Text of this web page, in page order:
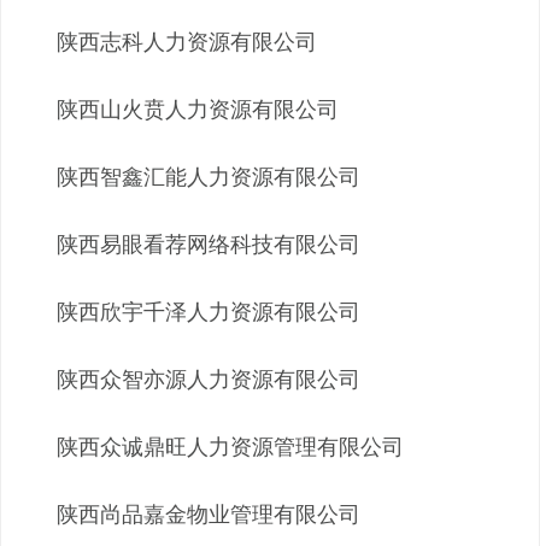
陕西志科人力资源有限公司
陕西山火贲人力资源有限公司
陕西智鑫汇能人力资源有限公司
陕西易眼看荐网络科技有限公司
陕西欣宇千泽人力资源有限公司
陕西众智亦源人力资源有限公司
陕西众诚鼎旺人力资源管理有限公司
陕西尚品嘉金物业管理有限公司